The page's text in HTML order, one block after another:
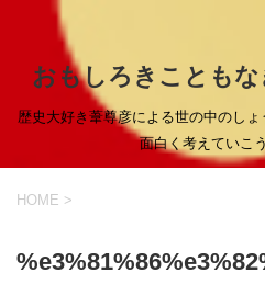
おもしろきことも
歴史大好き葦尊彦による世の中のし
面白く考えていこ
HOME >